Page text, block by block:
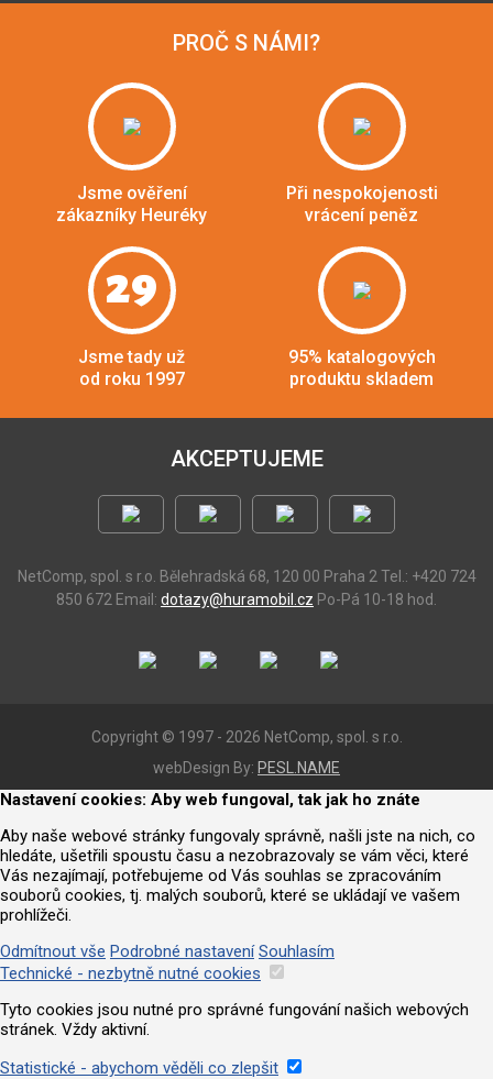
PROČ S NÁMI?
Jsme ověření
zákazníky Heuréky
Při nespokojenosti
vrácení peněz
29
Jsme tady už
od roku 1997
95% katalogových
produktu skladem
AKCEPTUJEME
NetComp, spol. s r.o. Bělehradská 68, 120 00 Praha 2 Tel.: +420 724
850 672 Email: dotazy@huramobil.cz Po-Pá 10-18 hod.
Copyright © 1997 - 2026 NetComp, spol. s r.o.
webDesign By: PESL.NAME
Nastavení cookies: Aby web fungoval, tak jak ho znáte
Aby naše webové stránky fungovaly správně, našli jste na nich, co
hledáte, ušetřili spoustu času a nezobrazovaly se vám věci, které
Vás nezajímají, potřebujeme od Vás souhlas se zpracováním
souborů cookies, tj. malých souborů, které se ukládají ve vašem
prohlížeči.
Odmítnout vše Podrobné nastavení Souhlasím
Technické - nezbytně nutné cookies
Tyto cookies jsou nutné pro správné fungování našich webových
stránek. Vždy aktivní.
Statistické - abychom věděli co zlepšit